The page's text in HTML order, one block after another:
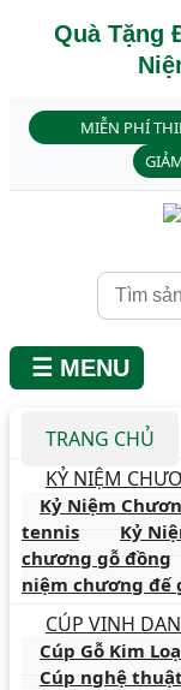
Quà Tặng
MIỄN PHÍ
☰ MENU
TRANG CHỦ
KỶ NIỆM
Kỷ Niệm
tennis
Kỷ
chương gỗ đồng
niệm chương đế
CÚP VINH
Cúp Gỗ Kim
Cúp nghệ thuật